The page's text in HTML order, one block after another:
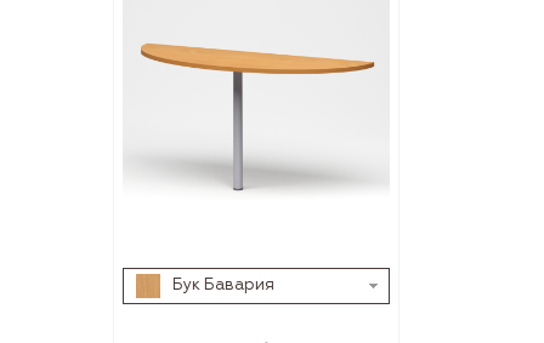
Бук Бавария